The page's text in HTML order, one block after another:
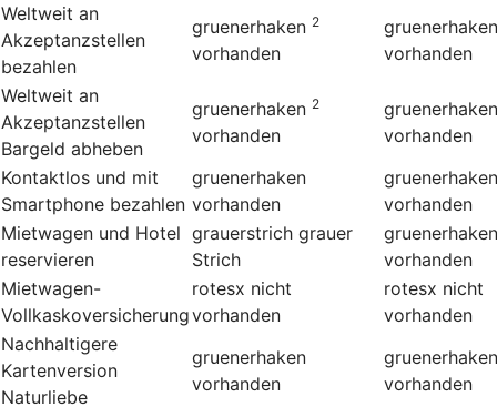
Weltweit an
Akzeptanzstellen
bezahlen
gruenerhaken 2
vorhanden
gruenerhaken
vorhanden
Weltweit an
Akzeptanzstellen
Bargeld abheben
gruenerhaken 2
vorhanden
gruenerhaken
vorhanden
Kontaktlos und mit
Smartphone bezahlen
gruenerhaken
vorhanden
gruenerhaken
vorhanden
Mietwagen und Hotel
reservieren
grauerstrich grauer
Strich
gruenerhaken
vorhanden
Mietwagen-
Vollkaskoversicherung
rotesx nicht
vorhanden
rotesx nicht
vorhanden
Nachhaltigere
Kartenversion
Naturliebe
gruenerhaken
vorhanden
gruenerhaken
vorhanden